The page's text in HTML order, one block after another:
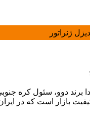
دیزل ژنراتور
برند دوو، سئول کره
بازار است که در